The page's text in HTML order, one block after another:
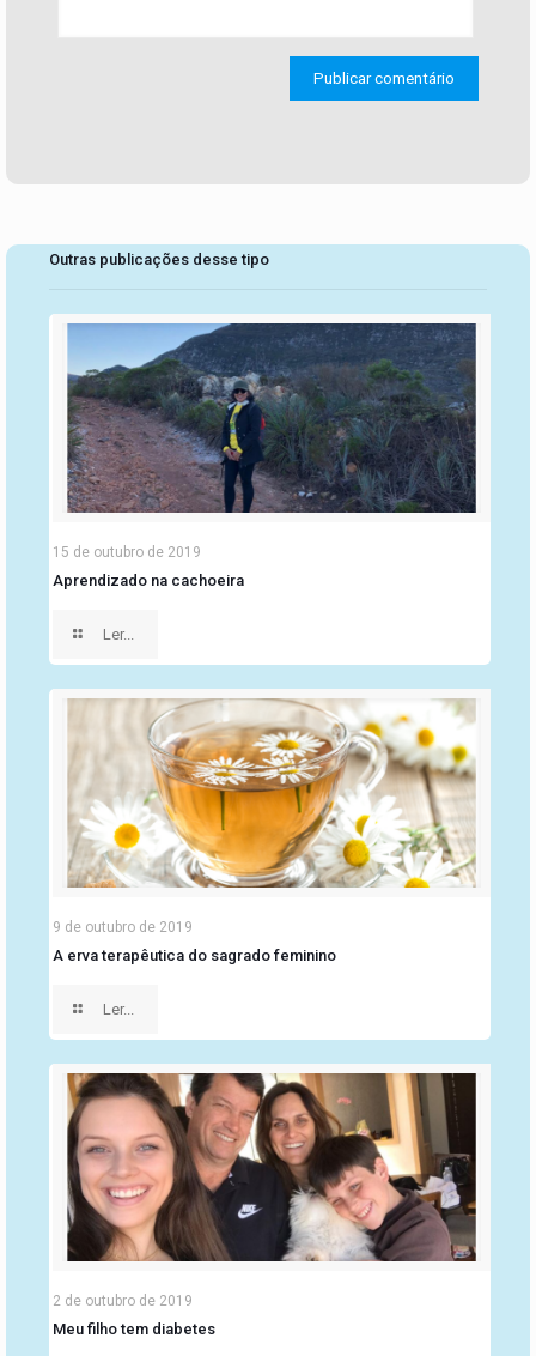
Outras publicações desse tipo
15 de outubro de 2019
Aprendizado na cachoeira
Ler...
9 de outubro de 2019
A erva terapêutica do sagrado feminino
Ler...
2 de outubro de 2019
Meu filho tem diabetes